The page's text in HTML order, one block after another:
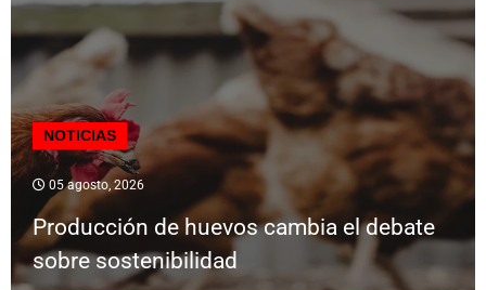
NOTICIAS
05 agosto, 2026
Producción de huevos cambia el debate
sobre sostenibilidad